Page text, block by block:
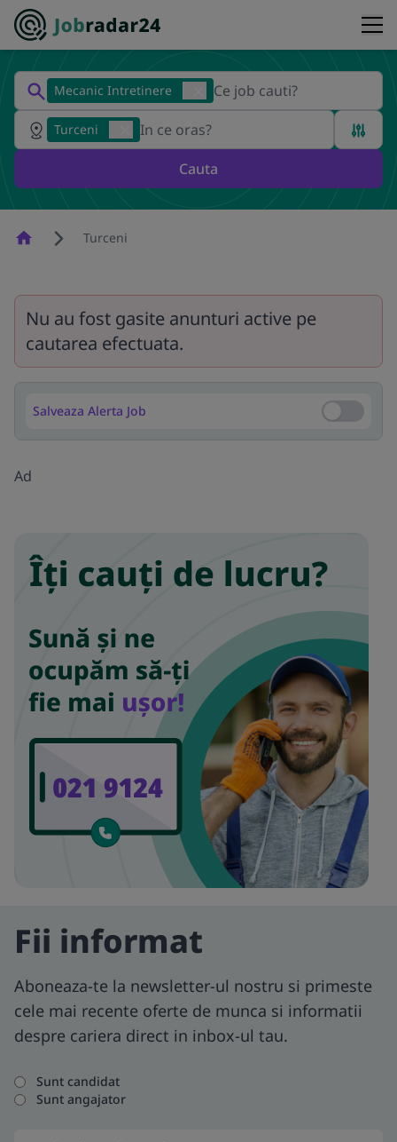
Mecanic Intretinere
Turceni
Cauta
HomepageTurceni
Nu au fost gasite anunturi active pe
cautarea efectuata.
Salveaza Alerta Job Salveaza
Ad
Fii informat
Aboneaza-te la newsletter-ul nostru si primeste
cele mai recente oferte de munca si informatii
despre cariera direct in inbox-ul tau.
Sunt candidat
Sunt angajator